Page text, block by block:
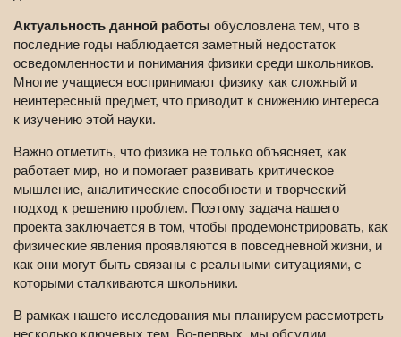
Актуальность данной работы обусловлена тем, что в
последние годы наблюдается заметный недостаток
осведомленности и понимания физики среди школьников.
Многие учащиеся воспринимают физику как сложный и
неинтересный предмет, что приводит к снижению интереса
к изучению этой науки.
Важно отметить, что физика не только объясняет, как
работает мир, но и помогает развивать критическое
мышление, аналитические способности и творческий
подход к решению проблем. Поэтому задача нашего
проекта заключается в том, чтобы продемонстрировать, как
физические явления проявляются в повседневной жизни, и
как они могут быть связаны с реальными ситуациями, с
которыми сталкиваются школьники.
В рамках нашего исследования мы планируем рассмотреть
несколько ключевых тем. Во-первых, мы обсудим